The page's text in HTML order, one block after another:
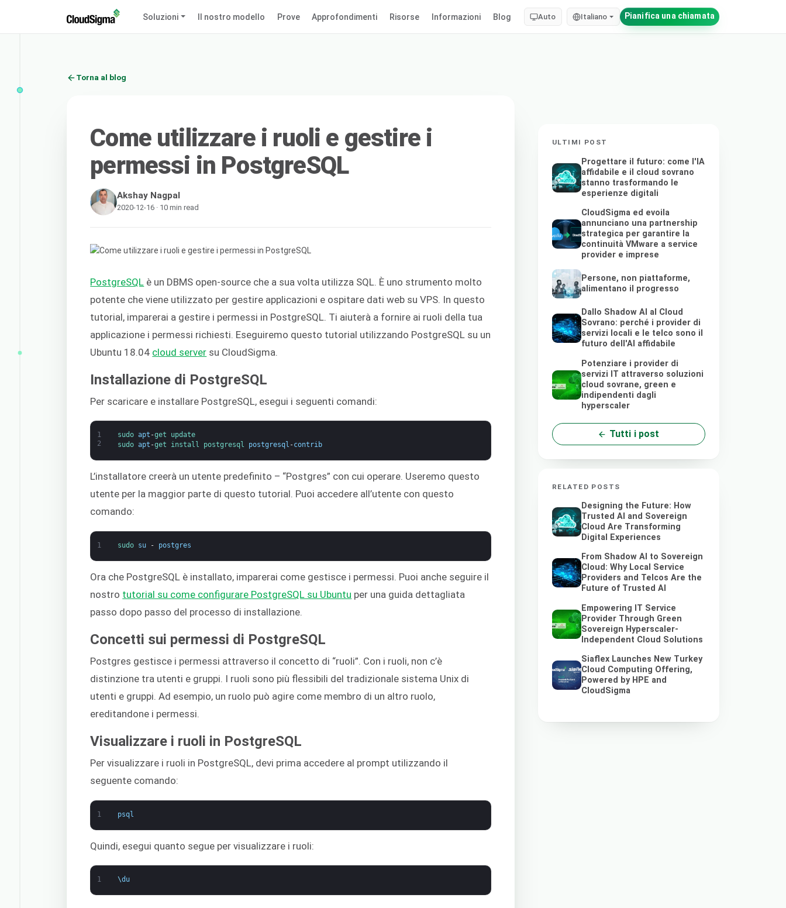
Soluzioni Il nostro modello Prove Approfondimenti Risorse Informazioni Blog Auto Italiano Pianifica una chiamata
Torna al blog
Come utilizzare i ruoli e gestire i
permessi in PostgreSQL
Akshay Nagpal
2020-12-16 · 10 min read
PostgreSQL è un DBMS open-source che a sua volta utilizza SQL. È uno strumento molto
potente che viene utilizzato per gestire applicazioni e ospitare dati web su VPS. In questo
tutorial, imparerai a gestire i permessi in PostgreSQL. Ti aiuterà a fornire ai ruoli della tua
applicazione i permessi richiesti. Eseguiremo questo tutorial utilizzando PostgreSQL su un
Ubuntu 18.04 cloud server su CloudSigma.
Installazione di PostgreSQL
Per scaricare e installare PostgreSQL, esegui i seguenti comandi:
1
2
sudo apt -get update
sudo apt -get install postgresql postgresql -contrib
L’installatore creerà un utente predefinito – “Postgres” con cui operare. Useremo questo
utente per la maggior parte di questo tutorial. Puoi accedere all’utente con questo
comando:
1 sudo su - postgres
Ora che PostgreSQL è installato, imparerai come gestisce i permessi. Puoi anche seguire il
nostro tutorial su come configurare PostgreSQL su Ubuntu per una guida dettagliata
passo dopo passo del processo di installazione.
Concetti sui permessi di PostgreSQL
Postgres gestisce i permessi attraverso il concetto di “ruoli”. Con i ruoli, non c’è
distinzione tra utenti e gruppi. I ruoli sono più flessibili del tradizionale sistema Unix di
utenti e gruppi. Ad esempio, un ruolo può agire come membro di un altro ruolo,
ereditandone i permessi.
Visualizzare i ruoli in PostgreSQL
Per visualizzare i ruoli in PostgreSQL, devi prima accedere al prompt utilizzando il
seguente comando:
1 psql
Quindi, esegui quanto segue per visualizzare i ruoli:
1 \du
ULTIMI POST
Progettare il futuro: come l'IA
affidabile e il cloud sovrano
stanno trasformando le
esperienze digitali
CloudSigma ed evoila
annunciano una partnership
strategica per garantire la
continuità VMware a service
provider e imprese
Persone, non piattaforme,
alimentano il progresso
Dallo Shadow AI al Cloud
Sovrano: perché i provider di
servizi locali e le telco sono il
futuro dell'AI affidabile
Potenziare i provider di
servizi IT attraverso soluzioni
cloud sovrane, green e
indipendenti dagli
hyperscaler
Tutti i post
RELATED POSTS
Designing the Future: How
Trusted AI and Sovereign
Cloud Are Transforming
Digital Experiences
From Shadow AI to Sovereign
Cloud: Why Local Service
Providers and Telcos Are the
Future of Trusted AI
Empowering IT Service
Provider Through Green
Sovereign Hyperscaler-
Independent Cloud Solutions
Siaflex Launches New Turkey
Cloud Computing Offering,
Powered by HPE and
CloudSigma